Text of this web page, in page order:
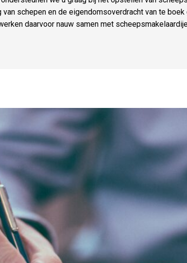
schepen en de eigendomsoverdracht van te
daarvoor nauw samen met